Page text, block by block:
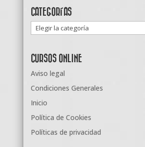
CATEGORÍAS
Categorías
CURSOS ONLINE
Aviso legal
Condiciones Generales
Inicio
Política de Cookies
Políticas de privacidad